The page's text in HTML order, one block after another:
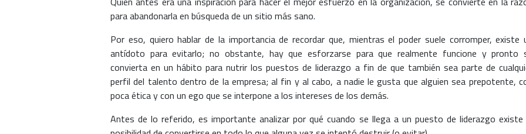
para abandonarla en búsqueda de un sitio más sano.
Por eso, quiero hablar de la importancia de recordar que, mientras el poder suele corromper, existe
antídoto para evitarlo; no obstante, hay que esforzarse para que realmente funcione y pronto
convierta en un hábito para nutrir los puestos de liderazgo a fin de que también sea parte de
perfil del talento dentro de la empresa; al fin y al cabo, a nadie le gusta que alguien sea prepotente,
poca ética y con un ego que se interpone a los intereses de los demás.
Antes de lo referido, es importante analizar por qué cuando se llega a un puesto de liderazgo existe